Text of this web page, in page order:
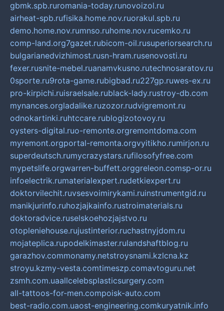
gbmk.spb.ruromania-today.runovoizol.ru
airheat-spb.rufisika.home.nov.ruorakul.spb.ru
demo.home.nov.rumnso.ruhome.nov.rucemko.ru
comp-land.org7gazet.rubicom-oil.rusuperiorsearch.ru
bulgarianedvizhimost.rusn-hram.rusenovosti.ru
fexer.rusnite-mebel.ruanamvkusno.rutechnosaratov.ru
0sporte.ru9rota-game.rubigbad.ru227gp.ruwes-ex.ru
pro-kirpichi.ruisraelsale.rublack-lady.rustroy-db.com
mynances.orgladalike.ruzozor.rudvigremont.ru
odnokartinki.ruhtccare.rublogizotovoy.ru
oysters-digital.ruo-remonte.orgremontdoma.com
myremont.orgportal-remonta.orgvyitikho.rumirjon.ru
superdeutsch.rumycrazystars.rufilosofyfree.com
mypetslife.orgwarren-buffett.orggreleon.comsp-or.ru
infoelectrik.rumaterialexpert.rudetkiexpert.ru
doktorvilechit.ruvsesvoimirykami.ruinstrumentgid.ru
manikjurinfo.ruhozjajkainfo.rustroimaterials.ru
doktoradvice.ruselskoehozjajstvo.ru
otopleniehouse.rujustinterior.ruchastnyjdom.ru
mojateplica.rupodelkimaster.rulandshaftblog.ru
garazhov.commonamy.netstroysnami.kzlcna.kz
stroyu.kzmy-vesta.comtimeszp.comavtoguru.net
zsmh.com.uaallcelebsplasticsurgery.com
all-tattoos-for-men.compoisk-auto.com
best-radio.com.uaost-engineering.comkuryatnik.info